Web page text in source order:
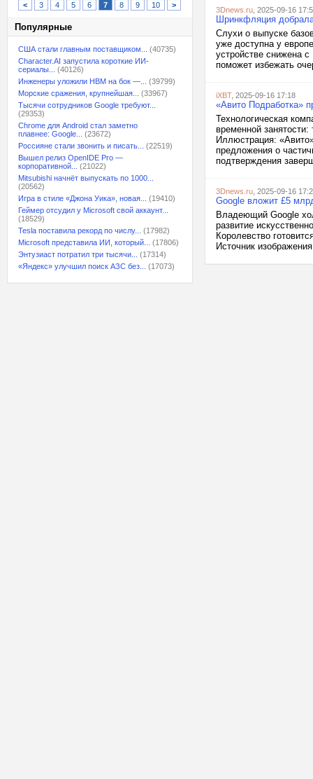
< 3 4 5 6 7 8 9 10 >
Популярные
США стали главным поставщиком...
(40735)
Character.AI запустила короткие ИИ-
сериалы...
(40126)
Инженеры уложили HBM на бок —...
(39799)
Морские сражения, крупнейшая...
(33967)
Тысячи сотрудников Google требуют...
(29353)
Chrome для Android стал заметно
плавнее: Google...
(23672)
Россияне стали звонить и писать...
(22519)
Вышел релиз OpenIDE Pro —
корпоративной...
(21022)
Mitsubishi начнёт выпускать по 1000...
(20562)
Игра в стиле «Джона Уика», новая...
(19410)
Геймер отсудил у Microsoft свой аккаунт...
(18529)
Tesla поставила рекорд по числу...
(17982)
Microsoft представила ИИ, который...
(17806)
Энтузиаст потратил три тысячи...
(17314)
«Яндекс» улучшил поиск АЗС без...
(17073)
3Dnews.ru , 2025-09-16
Шринкфляция
Слухи о выпуске
уже доступна у
устройстве снижена
поможет избежать
iXBT, 2025-09-16 17:18
«Авито Подработка»
Технологическая
временной
Иллюстрация:
предложения о
подтверждения
3Dnews.ru , 2025-09-16
Google вложит £5
Владеющий Google
развитие
Королевство
Источник